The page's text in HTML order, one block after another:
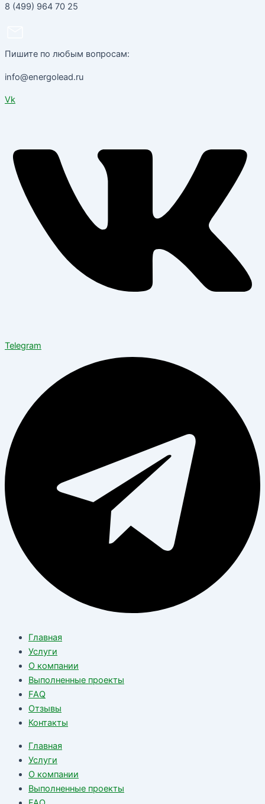
8 (499) 964 70 25
Пишите по любым вопросам:
info@energolead.ru
Vk
Telegram
Главная
Услуги
О компании
Выполненные проекты
FAQ
Отзывы
Контакты
Главная
Услуги
О компании
Выполненные проекты